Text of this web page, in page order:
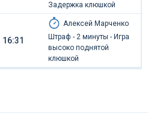
Задержка клюшкой
16:31
Алексей Марченко
Штраф - 2 минуты - Игра
высоко поднятой
клюшкой